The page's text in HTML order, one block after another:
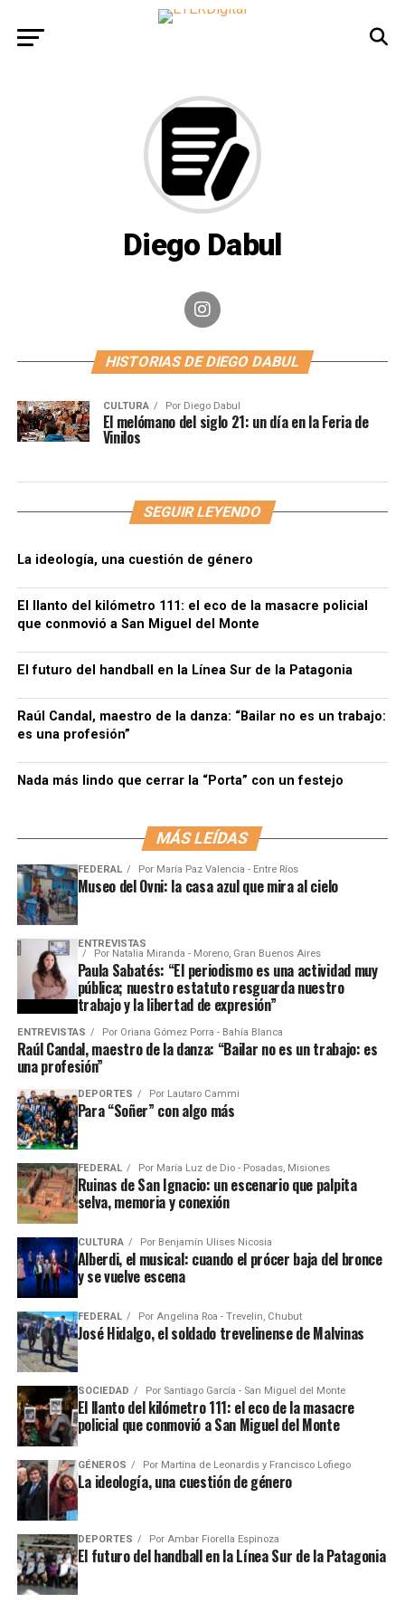
Diego Dabul
HISTORIAS DE DIEGO DABUL
CULTURA Por Diego Dabul
El melómano del siglo 21: un día en la Feria de
Vinilos
SEGUIR LEYENDO
La ideología, una cuestión de género
El llanto del kilómetro 111: el eco de la masacre policial
que conmovió a San Miguel del Monte
El futuro del handball en la Línea Sur de la Patagonia
Raúl Candal, maestro de la danza: “Bailar no es un trabajo:
es una profesión”
Nada más lindo que cerrar la “Porta” con un festejo
MÁS LEÍDAS
FEDERAL Por María Paz Valencia - Entre Ríos
Museo del Ovni: la casa azul que mira al cielo
ENTREVISTAS
Por Natalia Miranda - Moreno, Gran Buenos Aires
Paula Sabatés: “El periodismo es una actividad muy
pública; nuestro estatuto resguarda nuestro
trabajo y la libertad de expresión”
ENTREVISTAS Por Oriana Gómez Porra - Bahía Blanca
Raúl Candal, maestro de la danza: “Bailar no es un trabajo: es
una profesión”
DEPORTES Por Lautaro Cammi
Para “Soñer” con algo más
FEDERAL Por María Luz de Dio - Posadas, Misiones
Ruinas de San Ignacio: un escenario que palpita
selva, memoria y conexión
CULTURA Por Benjamín Ulises Nicosia
Alberdi, el musical: cuando el prócer baja del bronce
y se vuelve escena
FEDERAL Por Angelina Roa - Trevelin, Chubut
José Hidalgo, el soldado trevelinense de Malvinas
SOCIEDAD Por Santiago García - San Miguel del Monte
El llanto del kilómetro 111: el eco de la masacre
policial que conmovió a San Miguel del Monte
GÉNEROS Por Martína de Leonardis y Francisco Lofiego
La ideología, una cuestión de género
DEPORTES Por Ambar Fiorella Espinoza
El futuro del handball en la Línea Sur de la Patagonia